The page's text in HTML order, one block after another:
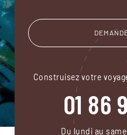
Construisez votre
01 86
Du lundi au